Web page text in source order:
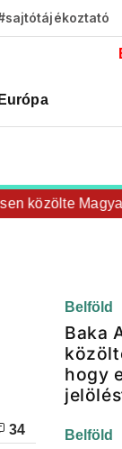
Európa
Magyar
34
Belföld
Baka
hogy
Belföld